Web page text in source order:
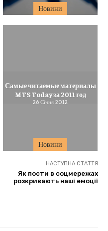
Новини
Новини
Самые читаемые материалы
MTS Today за 2011 год
26 Січня 2012
НАСТУПНА СТАТТЯ
Як пости в соцмережах
розкривають наші емоції